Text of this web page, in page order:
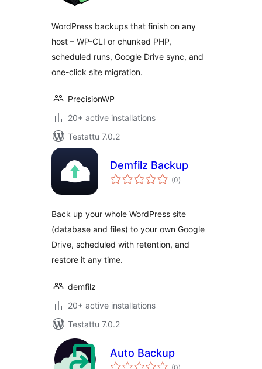
WordPress backups that finish on any
host – WP-CLI or chunked PHP,
scheduled runs, Google Drive sync, and
one-click site migration.
PrecisionWP
20+ active installations
Testattu 7.0.2
Demfilz Backup
(0arvosanat
yhteensä
)
Back up your whole WordPress site
(database and files) to your own Google
Drive, scheduled with retention, and
restore it any time.
demfilz
20+ active installations
Testattu 7.0.2
Auto Backup
arvosanat